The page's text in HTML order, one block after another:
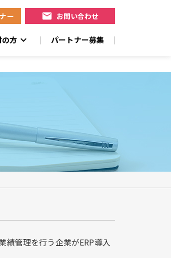
方 expand_more パートナー募集
ー mail お問い合わせ
績管理を行う企業がERP導入